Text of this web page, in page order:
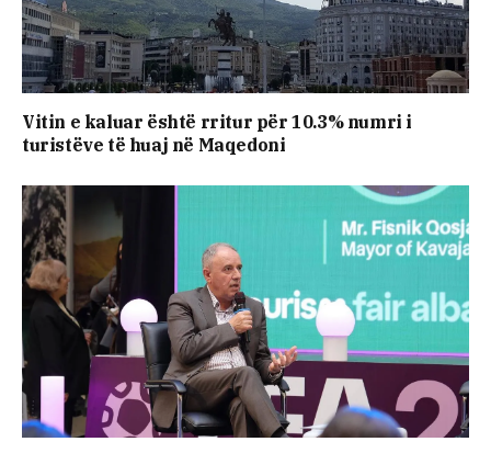
Vitin e kaluar është rritur për 10.3% numri i
turistëve të huaj në Maqedoni